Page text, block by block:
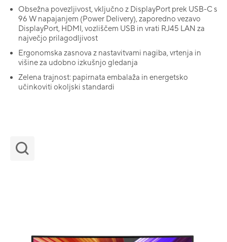
Obsežna povezljivost, vključno z DisplayPort prek USB-C s
96 W napajanjem (Power Delivery), zaporedno vezavo
DisplayPort, HDMI, vozliščem USB in vrati RJ45 LAN za
največjo prilagodljivost
Ergonomska zasnova z nastavitvami nagiba, vrtenja in
višine za udobno izkušnjo gledanja
Zelena trajnost: papirnata embalaža in energetsko
učinkoviti okoljski standardi